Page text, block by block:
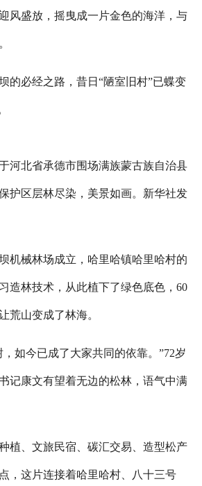
风盛放，摇曳成一片金色的海洋，与
必经之路，昔日“陋室旧村”已蝶变
北省承德市围场满族蒙古族自治县
护区层林尽染，美景如画。新华社发
械林场成立，哈里哈镇哈里哈村的
造林技术，从此植下了绿色底色，60
荒山变成了林海。
今已成了大家共同的依靠。”72岁
记康文有望着无边的松林，语气中满
、文旅民宿、碳汇交易、造型松产
这片连接着哈里哈村、八十三号